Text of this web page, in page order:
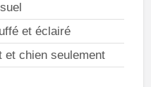
et éclairé
et chien seulement